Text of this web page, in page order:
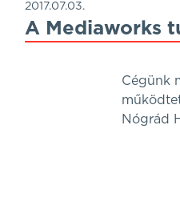
2017.07.03.
A Mediaworks
Cégünk
Nógrád